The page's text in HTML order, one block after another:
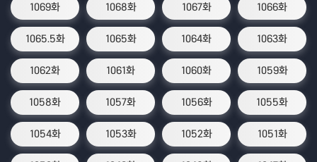
1069화 1068화 1067화 1066화
1065.5화 1065화 1064화 1063화
1062화 1061화 1060화 1059화
1058화 1057화 1056화 1055화
1054화 1053화 1052화 1051화